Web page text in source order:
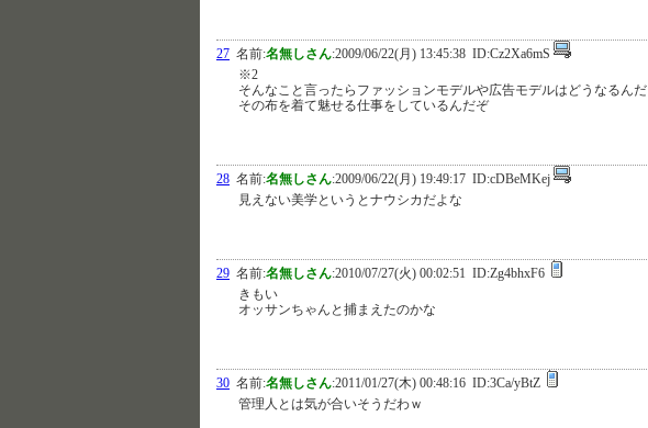
27 名前:名無しさん:2009/06/22(月) 13:45:38 ID:Cz2Xa6mS
※2
そんなこと言ったらファッションモデルや広告モデルはどうなるんだ
その布を着て魅せる仕事をしているんだぞ
28 名前:名無しさん:2009/06/22(月) 19:49:17 ID:cDBeMKej
見えない美学というとナウシカだよな
29 名前:名無しさん:2010/07/27(火) 00:02:51 ID:Zg4bhxF6
きもい
オッサンちゃんと捕まえたのかな
30 名前:名無しさん:2011/01/27(木) 00:48:16 ID:3Ca/yBtZ
管理人とは気が合いそうだわｗ